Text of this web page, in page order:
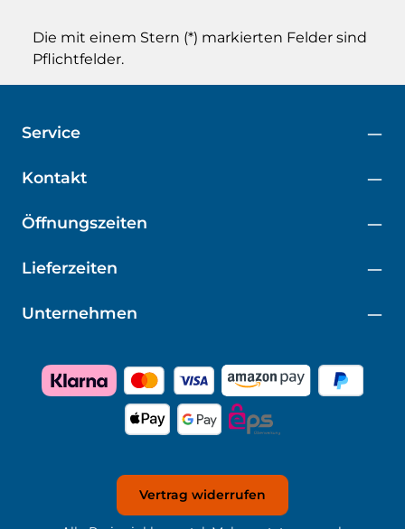
Die mit einem Stern (*) markierten Felder sind
Pflichtfelder.
Kontakt
Öffnungszeiten
Service
Unternehmen
Lieferzeiten
Vertrag widerrufen